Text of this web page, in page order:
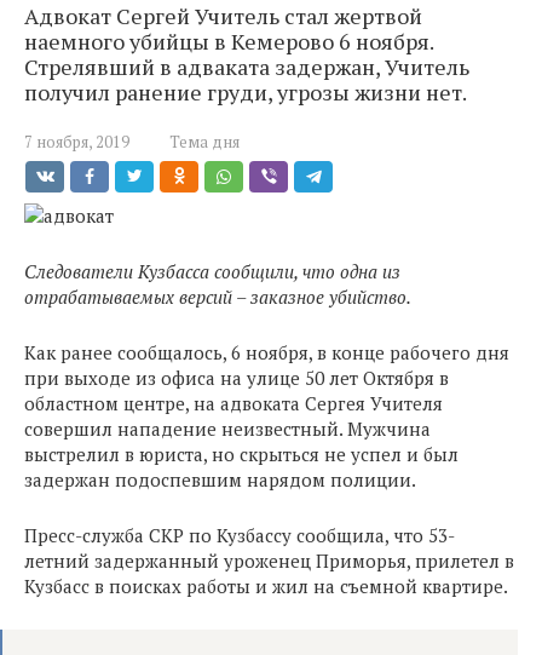
Адвокат Сергей Учитель стал жертвой
наемного убийцы в Кемерово 6 ноября.
Стрелявший в адваката задержан, Учитель
получил ранение груди, угрозы жизни нет.
7 ноября, 2019 Тема дня
Следователи Кузбасса сообщили, что одна из
отрабатываемых версий – заказное убийство.
Как ранее сообщалось, 6 ноября, в конце рабочего дня
при выходе из офиса на улице 50 лет Октября в
областном центре, на адвоката Сергея Учителя
совершил нападение неизвестный. Мужчина
выстрелил в юриста, но скрыться не успел и был
задержан подоспевшим нарядом полиции.
Пресс-служба СКР по Кузбассу сообщила, что 53-
летний задержанный уроженец Приморья, прилетел в
Кузбасс в поисках работы и жил на съемной квартире.